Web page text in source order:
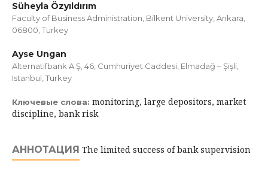
Süheyla Özyıldırım
Faculty of Business Administration, Bilkent University, Ankara,
06800, Turkey
Ayse Ungan
Alternatifbank A.Ş, 46, Cumhuriyet Caddesi, Elmadağ – Şişli,
Istanbul, Turkey
Ключевые слова: monitoring, large depositors, market
discipline, bank risk
АННОТАЦИЯ The limited success of bank supervision